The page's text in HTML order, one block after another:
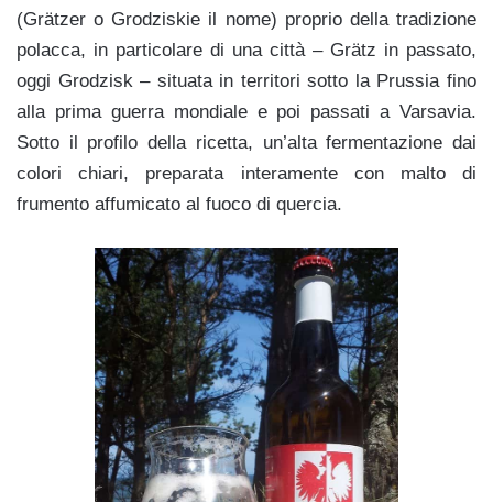
(Grätzer o Grodziskie il nome) proprio della tradizione
polacca, in particolare di una città – Grätz in passato,
oggi Grodzisk – situata in territori sotto la Prussia fino
alla prima guerra mondiale e poi passati a Varsavia.
Sotto il profilo della ricetta, un’alta fermentazione dai
colori chiari, preparata interamente con malto di
frumento affumicato al fuoco di quercia.